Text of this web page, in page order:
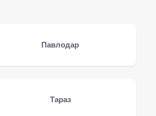
Павлодар
Тараз